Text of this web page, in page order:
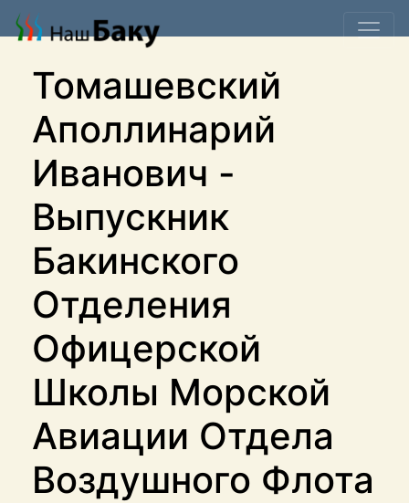
Томашевский
Аполлинарий
Иванович -
Выпускник
Бакинского
Отделения
Офицерской
Школы Морской
Авиации Отдела
Воздушного Флота